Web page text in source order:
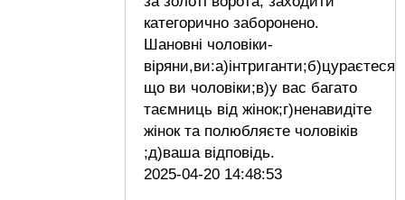
категорично заборонено.
Шановні чоловіки-
віряни,ви:а)інтриганти;б)цураєтеся
що ви чоловіки;в)у вас багато
таємниць від жінок;г)ненавидіте
жінок та полюбляєте чоловіків
;д)ваша відповідь.
2025-04-20 14:48:53